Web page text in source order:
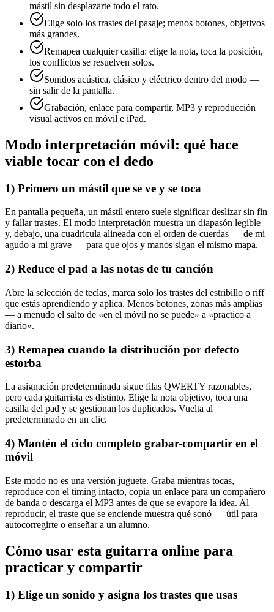
mástil sin desplazarte todo el rato.
Elige solo los trastes del pasaje; menos botones, objetivos
más grandes.
Remapea cualquier casilla: elige la nota, toca la posición,
los conflictos se resuelven solos.
Sonidos acústica, clásico y eléctrico dentro del modo —
sin salir de la pantalla.
Grabación, enlace para compartir, MP3 y reproducción
visual activos en móvil e iPad.
Modo interpretación móvil: qué hace
viable tocar con el dedo
1) Primero un mástil que se ve y se toca
En pantalla pequeña, un mástil entero suele significar deslizar sin fin
y fallar trastes. El modo interpretación muestra un diapasón legible
y, debajo, una cuadrícula alineada con el orden de cuerdas — de mi
agudo a mi grave — para que ojos y manos sigan el mismo mapa.
2) Reduce el pad a las notas de tu canción
Abre la selección de teclas, marca solo los trastes del estribillo o riff
que estás aprendiendo y aplica. Menos botones, zonas más amplias
— a menudo el salto de «en el móvil no se puede» a «practico a
diario».
3) Remapea cuando la distribución por defecto
estorba
La asignación predeterminada sigue filas QWERTY razonables,
pero cada guitarrista es distinto. Elige la nota objetivo, toca una
casilla del pad y se gestionan los duplicados. Vuelta al
predeterminado en un clic.
4) Mantén el ciclo completo grabar-compartir en el
móvil
Este modo no es una versión juguete. Graba mientras tocas,
reproduce con el timing intacto, copia un enlace para un compañero
de banda o descarga el MP3 antes de que se evapore la idea. Al
reproducir, el traste que se enciende muestra qué sonó — útil para
autocorregirte o enseñar a un alumno.
Cómo usar esta guitarra online para
practicar y compartir
1) Elige un sonido y asigna los trastes que usas